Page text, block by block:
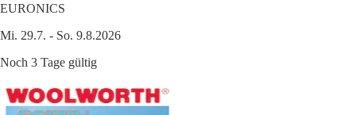
EURONICS
Mi. 29.7. - So. 9.8.2026
Noch 3 Tage gültig